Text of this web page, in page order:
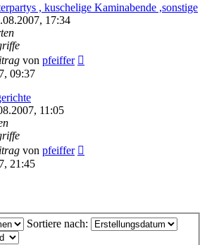
, kuschelige Kaminabende ,sonstige
17:34
von pfeiffer
09:37
11:05
von pfeiffer
21:45
Sortiere nach: